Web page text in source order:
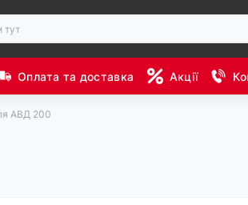
Оплата та доставка Акції
АВД 200